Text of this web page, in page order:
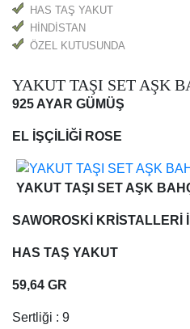
HAS TAŞ YAKUT
HİNDİSTAN
ÖZEL KUTUSUNDA
YAKUT TAŞI SET AŞK
925 AYAR GÜMÜŞ
EL İŞÇİLİĞİ ROSE
YAKUT TAŞI SET AŞK
SAWOROSKİ KRİSTALLERİ
HAS TAŞ YAKUT
59,64 GR
Sertliği : 9